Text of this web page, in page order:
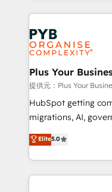
scalable retainers. Let’s make HubSpot your most
powerful growth
drive results.
WordPress development. We work with
and growth-led
professional
industrial sectors.
Town, Dubai & London. 500+
implementations
across ChatGPT,
Google AI Overviews. HubSpot Impact Award -
Innovation HubSpot
Migration
Plus Your
提供元：Plus Your
HubSpot getting
migrations, AI, governance. We
complexity, so your
Welcome to our Profile!
implementation,
training • CRM
Elite5.0